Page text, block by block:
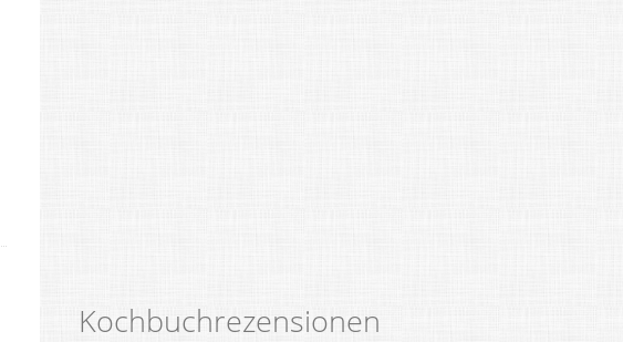
Kochbuchrezensionen